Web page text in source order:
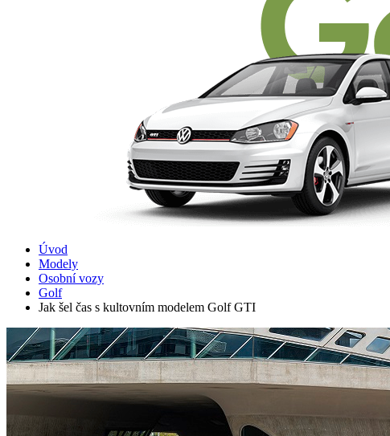
Úvod
Modely
Osobní vozy
Golf
Jak šel čas s kultovním modelem Golf GTI